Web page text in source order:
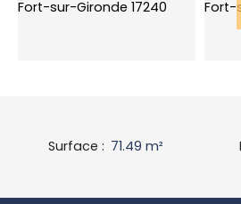
Surface : 71.49 m²